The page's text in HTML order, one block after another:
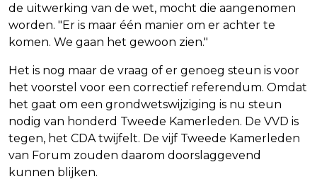
de uitwerking van de wet, mocht die aangenomen
worden. "Er is maar één manier om er achter te
komen. We gaan het gewoon zien."
Het is nog maar de vraag of er genoeg steun is voor
het voorstel voor een correctief referendum. Omdat
het gaat om een grondwetswijziging is nu steun
nodig van honderd Tweede Kamerleden. De VVD is
tegen, het CDA twijfelt. De vijf Tweede Kamerleden
van Forum zouden daarom doorslaggevend
kunnen blijken.